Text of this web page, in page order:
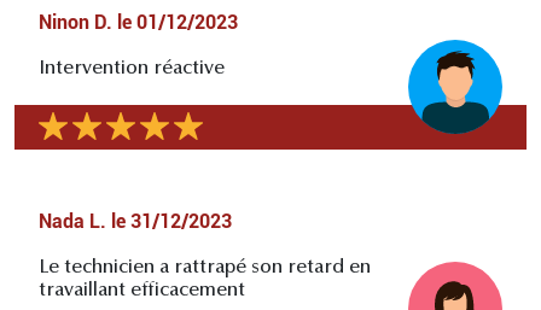
Ninon D. le 01/12/2023
Intervention réactive
Nada L. le 31/12/2023
Le technicien a rattrapé son retard en
travaillant efficacement